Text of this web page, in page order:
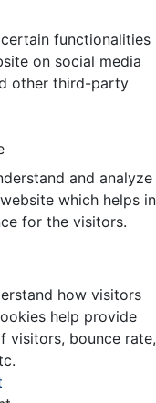
functionalities
on social media
other third-party
and analyze
which helps in
for the visitors.
how visitors
help provide
visitors, bounce rate,